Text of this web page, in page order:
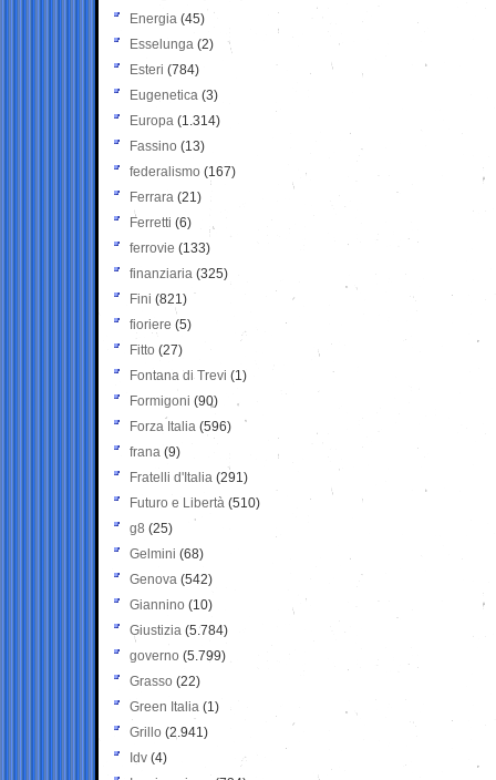
Energia (45)
Esselunga (2)
Esteri (784)
Eugenetica (3)
Europa (1.314)
Fassino (13)
federalismo (167)
Ferrara (21)
Ferretti (6)
ferrovie (133)
finanziaria (325)
Fini (821)
fioriere (5)
Fitto (27)
Fontana di Trevi (1)
Formigoni (90)
Forza Italia (596)
frana (9)
Fratelli d'Italia (291)
Futuro e Libertà (510)
g8 (25)
Gelmini (68)
Genova (542)
Giannino (10)
Giustizia (5.784)
governo (5.799)
Grasso (22)
Green Italia (1)
Grillo (2.941)
Idv (4)